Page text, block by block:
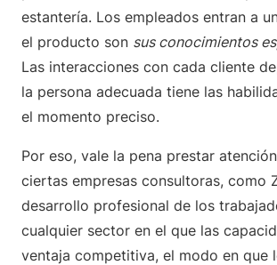
estantería. Los empleados entran a
el producto son sus conocimientos
Las interacciones con cada cliente
la persona adecuada tiene las
el momento preciso.
Por eso, vale la pena prestar
ciertas empresas consultoras, como
desarrollo profesional de los
cualquier sector en el que las
ventaja competitiva, el modo en que